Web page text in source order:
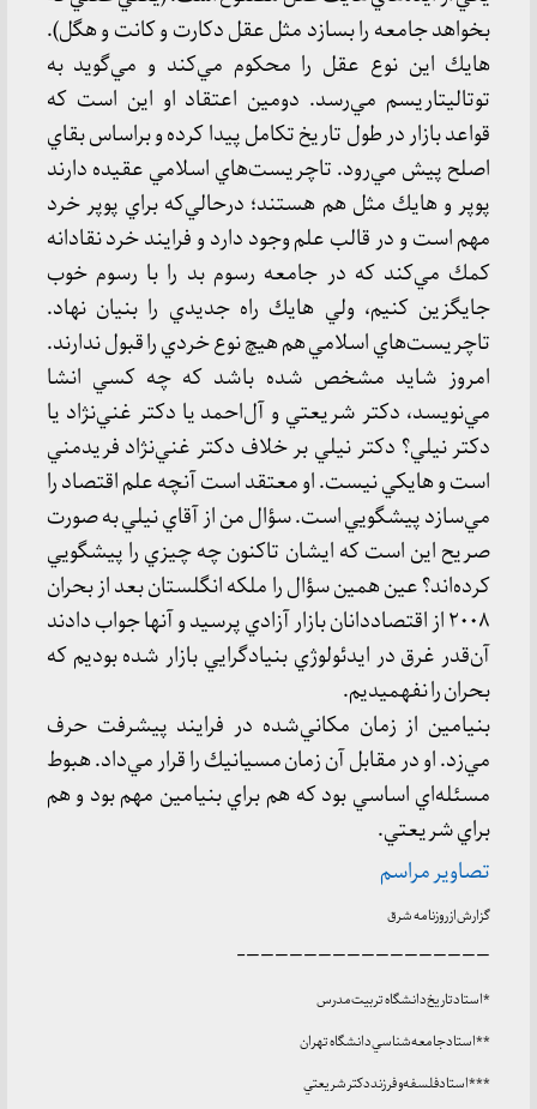
بخواهد جامعه را بسازد مثل عقل دكارت و كانت و هگل).
هايك اين نوع عقل را محكوم مي‌كند و مي‌گويد به
توتاليتاريسم مي‌رسد. دومين اعتقاد او اين است كه
قواعد بازار در طول تاريخ تكامل پيدا كرده و بر‌اساس بقاي
اصلح پيش مي‌رود. تاچريست‌هاي اسلامي عقيده دارند
پوپر و هايك مثل هم هستند؛ در‌حالي‌كه براي پوپر خرد
مهم است و در قالب علم وجود دارد و فرايند خرد نقادانه
كمك مي‌كند كه در جامعه رسوم بد را با رسوم خوب
جايگزين كنيم، ولي هايك راه جديدي را بنيان نهاد.
تاچريست‌هاي اسلامي هم هيچ نوع خردي را قبول ندارند.
امروز شايد مشخص شده باشد كه چه كسي انشا
مي‌نويسد، دكتر شريعتي و آل‌احمد يا دكتر غني‌نژاد يا
دكتر نيلي؟ دكتر نيلي بر خلاف دكتر غني‌نژاد فريدمني
است و هايكي نيست. او معتقد است آنچه علم اقتصاد را
مي‌سازد پيشگويي است. سؤال من از آقاي نيلي به صورت
صريح اين است كه ايشان تاكنون چه چيزي را پيشگويي
كرده‌اند؟ عين همين سؤال را ملكه انگلستان بعد از بحران
٢٠٠٨ از اقتصاددانان بازار آزادي پرسيد و آنها جواب دادند
آن‌قدر غرق در ايدئولوژي بنيادگرايي بازار شده بوديم كه
بحران را نفهميديم.
بنيامين از زمان مكاني‌شده در فرايند پيشرفت حرف
مي‌زد. او در مقابل آن زمان مسيانيك را قرار مي‌داد. هبوط
مسئله‌اي اساسي بود كه هم براي بنيامين مهم بود و هم
براي شريعتي.
تصاویر مراسم
گزارش از روزنامه شرق
—————————————————-
*استاد تاريخ دانشگاه تربيت مدرس
**استاد جامعه‌شناسي دانشگاه تهران
***استاد فلسفه و فرزند دكتر شريعتي